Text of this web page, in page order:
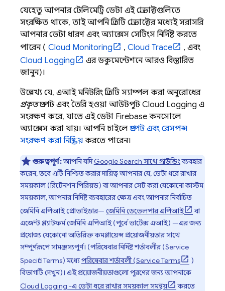
যেহেতু আপনার টেলিমেট্রি ডেটা এই প্রোডাক্টগুলিতে
সংরক্ষিত থাকে, তাই আপনি প্রতিটি প্রোডাক্টের মধ্যেই সরাসরি
আপনার ডেটা ধারণ এবং অ্যাক্সেস সেটিংস নির্দিষ্ট করতে
পারেন ( Cloud Monitoring , Cloud Trace
, এবং
Cloud Logging
এর ডকুমেন্টেশনে আরও বিস্তারিত
জানুন)।
উল্লেখ্য যে, এআই মনিটরিং প্রতিটি স্যাম্পল করা অনুরোধের
প্রকৃতপ্রম্পট এবং তৈরি হওয়া আউটপুটCloud Logging এ
সংরক্ষণ করে, যাতে এই ডেটা Firebase কনসোলে
অ্যাক্সেস করা যায়। আপনি চাইলেপ্রম্পট এবং রেসপন্স
সংরক্ষণ করা নিষ্ক্রিয় করতে পারেন।
গুরুত্বপূর্ণ:আপনি যদিGoogle Search সাথে গ্রাউন্ডিংব্যবহার
করেন, তবে এটি নিশ্চিত করার দায়িত্ব আপনার যে, ডেটা ধরে রাখার
সময়কাল (রিটেনশন পিরিয়ড) বা আপনার সেট করা যেকোনো কাস্টম
সময়কাল, আপনার নির্দিষ্ট ব্যবহারের ক্ষেত্র এবং আপনার নির্বাচিত
জেমিনি এপিআইপ্রোভাইডার— জেমিনি ডেভেলপার এপিআই
বা
এজেন্ট প্ল্যাটফর্মজেমিনি এপিআই (পূর্বে ভার্টেক্স এআই) —এর জন্য
প্রযোজ্য যেকোনো অতিরিক্ত কমপ্লায়েন্স প্রয়োজনীয়তার সাথে
সম্পূর্ণরূপে সামঞ্জস্যপূর্ণ। (পরিষেবার নির্দিষ্ট শর্তাবলীর (Service
Specific Terms) মধ্যেপরিষেবার শর্তাবলী (Service Terms
)
বিভাগটি দেখুন)। এই প্রয়োজনীয়তাগুলো পূরণের জন্য আপনাকে
Cloud Logging -এ ডেটা ধরে রাখার সময়কাল সমন্বয়
করতে